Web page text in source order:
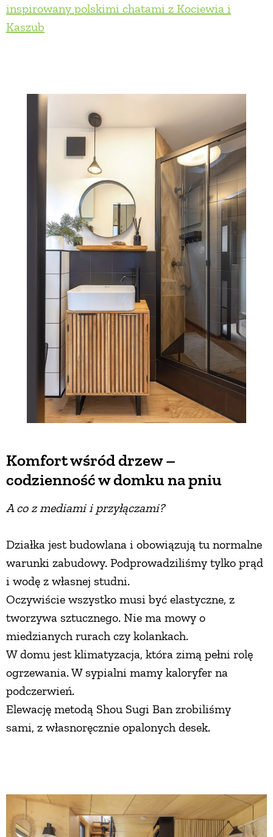
inspirowany polskimi chatami z Kociewia i
Kaszub
Komfort wśród drzew –
codzienność w domku na pniu
A co z mediami i przyłączami?
Działka jest budowlana i obowiązują tu normalne
warunki zabudowy. Podprowadziliśmy tylko prąd
i wodę z własnej studni.
Oczywiście wszystko musi być elastyczne, z
tworzywa sztucznego. Nie ma mowy o
miedzianych rurach czy kolankach.
W domu jest klimatyzacja, która zimą pełni rolę
ogrzewania. W sypialni mamy kaloryfer na
podczerwień.
Elewację metodą Shou Sugi Ban zrobiliśmy
sami, z własnoręcznie opalonych desek.